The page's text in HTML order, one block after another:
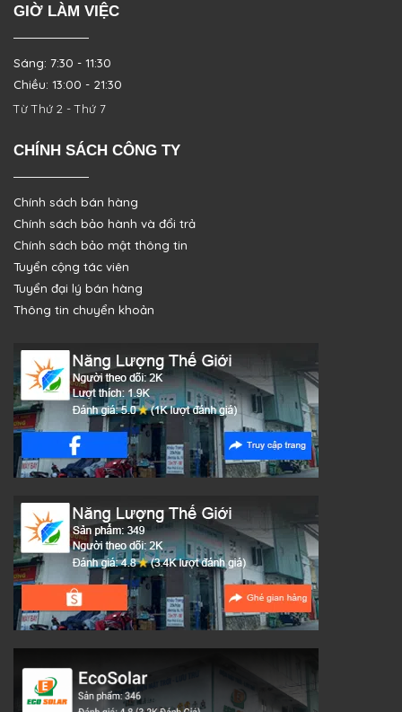
GIỜ LÀM VIỆC
Sáng: 7:30 - 11:30
Chiều: 13:00 - 21:30
Từ Thứ 2 - Thứ 7
CHÍNH SÁCH CÔNG TY
Chính sách bán hàng
Chính sách bảo hành và đổi trả
Chính sách bảo mật thông tin
Tuyển cộng tác viên
Tuyển đại lý bán hàng
Thông tin chuyển khoản